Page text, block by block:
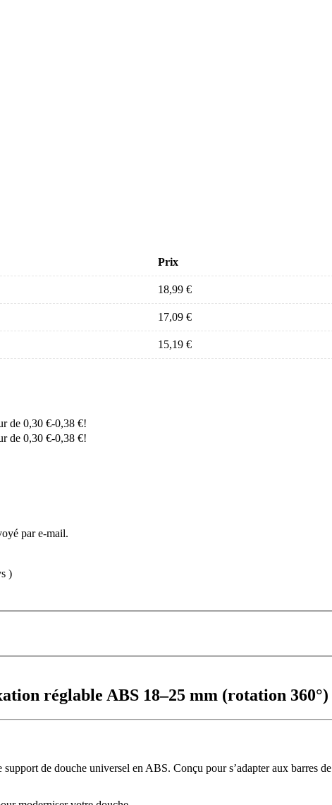
Prix
18,99 €
17,09 €
15,19 €
de 0,30 €-0,38 €!
de 0,30 €-0,38 €!
par e-mail.
)
réglable ABS 18–25 mm (rotation 360°)
de douche universel en ABS. Conçu pour s’adapter aux barres de